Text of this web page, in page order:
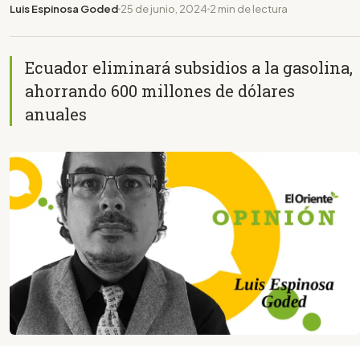
Luis Espinosa Goded 25 de junio, 2024 2 min de lectura
Ecuador eliminará subsidios a la gasolina,
ahorrando 600 millones de dólares
anuales